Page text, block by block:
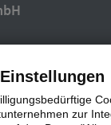
zur